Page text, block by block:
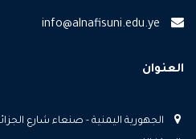
العنوان
الجهورية اليمنية - صنعاء شارع